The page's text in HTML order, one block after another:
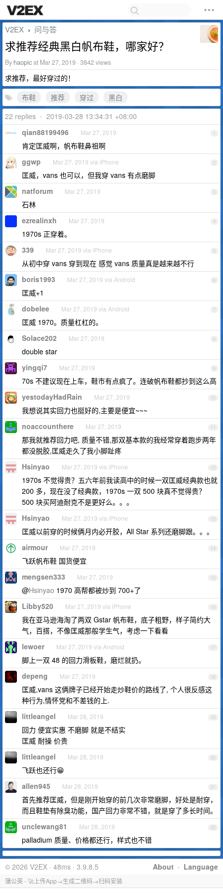
V2EX › 问与答
求推荐经典黑白帆布鞋，哪家好？
By haopicat Mar 27, 2019 · 3842 views
求推荐，最好穿过的！
布鞋
推荐 穿过
黑白
22 replies • 2019-03-28 13:34:31 +08:00
1
qian88199496 Mar 27, 2019
肯定匡威啊，帆布鞋鼻祖啊
2
ggwp Mar 27, 2019 via iPhone
匡威，vans 也可以，但我穿 vans 有点磨脚
3
natforum Mar 27, 2019
石林
4
ezrealinxh Mar 27, 2019
1970s 正穿着。
5
339 Mar 27, 2019 via iPhone
从初中穿 vans 穿到现在 感觉 vans 质量真是越来越不行
6
boris1993 Mar 27, 2019 via Android
匡威+1
7
dobelee Mar 27, 2019 via Android
匡威 1970。质量杠杠的。
8
Solace202 Mar 27, 2019
double star
9
yingqi7 Mar 27, 2019
70s 不建议现在上车，鞋市有点疯了。连破帆布鞋都抄到这么高
10
yestodayHadRain Mar 27, 2019
我想说其实回力也挺好的,主要是便宜~~~
11
noaccounthere Mar 27, 2019
那我就推荐回力吧, 质量不错,那双基本款的我经常穿着跑步两年
都没脱胶,匡威走久了我小脚趾疼
12
Hsinyao Mar 27, 2019 via iPhone
1970s 不觉得贵？五六年前我读高中的时候一双匡威经典款也就
200 多，现在没了经典款，1970s 一双 500 块真不觉得贵？
500 块买阿迪耐克不是更好么。。。
13
Hsinyao Mar 27, 2019 via iPhone
匡威以前穿的时候俩月内必开胶，All Star 系列还磨脚跟。。。
14
airmour Mar 27, 2019
飞跃帆布鞋 国货便宜
15
mengsen333 Mar 27, 2019
@Hsinyao 1970 高帮都被炒到 700+了
16
Libby520 Mar 27, 2019 via iPhone
我在亚马逊海淘了两双 Gstar 帆布鞋，底子粗野，样子简约大
气，百搭，不像匡威那般学生气，考虑一下看看
17
lewoer Mar 27, 2019 via Android
脚上一双 48 的回力滑板鞋，磨烂就扔。
18
depeng Mar 27, 2019
匡威,vans 这俩牌子已经开始走炒鞋价的路线了, 个人很反感这
种行为,情怀党和不差钱的上.
19
littleangel Mar 28, 2019
回力 便宜实惠 不磨脚 就是不结实
匡威 耐操 价贵
20
littleangel Mar 28, 2019
飞跃也还行😁
21
allen945 Mar 28, 2019
首先推荐匡威，但是刚开始穿的前几次非常磨脚，好处是耐穿，
而且鞋垫有除臭功能，国产回力非常不错，就是穿了多长时间。
22
unclewang81 Mar 28, 2019
palladium 质量、价格都还行，样式也不错
About · Language
© 2026 V2EX · 48ms · 3.9.8.5
蒲公英 - 🚀上传App→生成二维码→扫码安装